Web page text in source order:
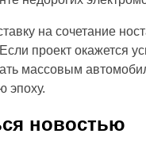
на сочетание
проект окажется
массовым
эпоху.
новостью